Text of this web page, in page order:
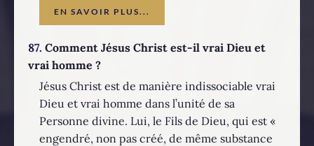
EN SAVOIR PLUS...
87. Comment Jésus Christ est-il vrai Dieu et
vrai homme ?
Jésus Christ est de manière indissociable vrai
Dieu et vrai homme dans l’unité de sa
Personne divine. Lui, le Fils de Dieu, qui est «
engendré, non pas créé, de même substance